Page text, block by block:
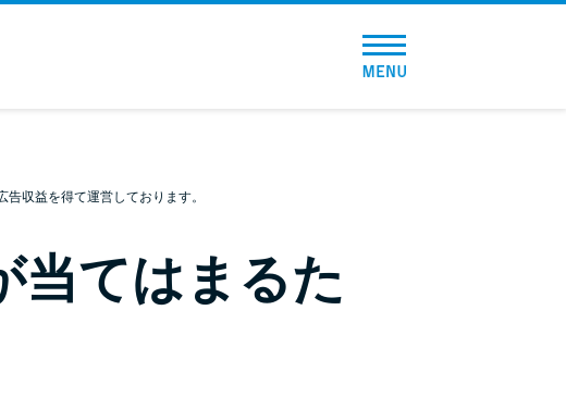
総合人気ランキング
とにかくすぐ借りたい方向け
バレずに借りたい方向け
収益を得て運営しております。
当てはまるた